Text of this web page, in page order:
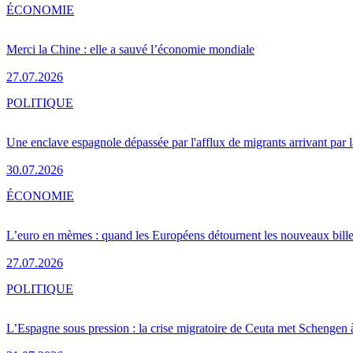
Merci la Chine : elle a sauvé l’économie mondiale
27.07.2026
ÉCONOMIE
Une enclave espagnole dépassée par l'afflux de migrants arrivant par
30.07.2026
POLITIQUE
L’euro en mèmes : quand les Européens détournent les nouveaux
27.07.2026
ÉCONOMIE
L’Espagne sous pression : la crise migratoire de Ceuta met Schengen
POLITIQUE